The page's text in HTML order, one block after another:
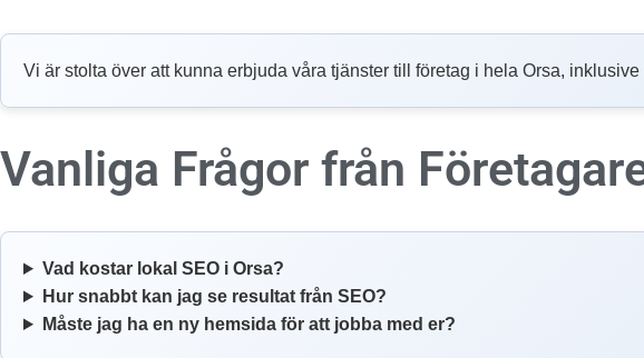
Vi är stolta över att kunna erbjuda våra tjänster till företag i hela Orsa,
Vanliga Frågor från
Vad kostar lokal SEO i Orsa?
Hur snabbt kan jag se resultat från SEO?
Måste jag ha en ny hemsida för att jobba med er?